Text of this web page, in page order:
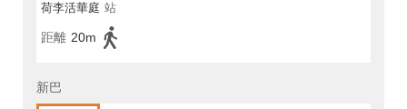
荷李活華庭 站
距離 20m
新巴